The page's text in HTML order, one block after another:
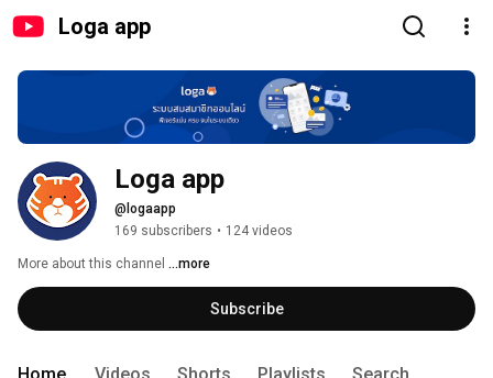
Loga app
Loga app
@logaapp
169 subscribers • 124 videos
More about this channel ...more
Subscribe